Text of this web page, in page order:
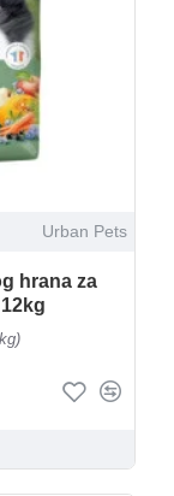
Urban Pets
hrana za